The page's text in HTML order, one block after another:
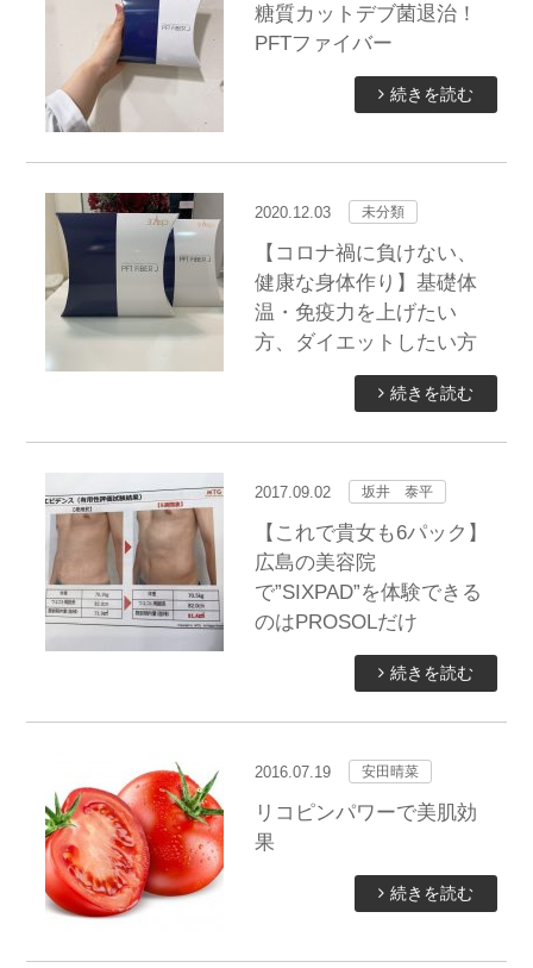
糖質カットデブ菌退治！
PFTファイバー
続きを読む
2020.12.03 未分類
【コロナ禍に負けない、
健康な身体作り】基礎体
温・免疫力を上げたい
方、ダイエットしたい方
続きを読む
2017.09.02 坂井 泰平
【これで貴女も6パック】
広島の美容院
で”SIXPAD”を体験できる
のはPROSOLだけ
続きを読む
2016.07.19 安田晴菜
リコピンパワーで美肌効
果
続きを読む